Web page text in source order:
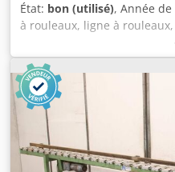
État: bon (utilisé), Année
à rouleaux, ligne à
motorisé, convoyeur -
rouleaux motorisé, modèle
Lenze 0,37 kW avec
Largeur des rouleaux : 250
83 mm -Entraxe : 130 mm
4000 mm Djdpfx Anszq
hauteur -Dimensions :